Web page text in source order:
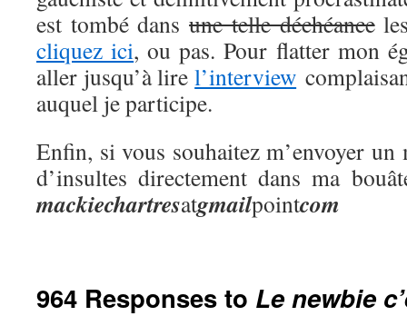
est tombé dansune telle déchéance
cliquez ici, ou pas. Pour flatter mon
aller jusqu’à lirel’interview
auquel je participe.
Enfin, si vous souhaitez m’envoyer
d’insultes directement dans ma
mackiechartresatgmailpointcom
964 Responses to Le newbie